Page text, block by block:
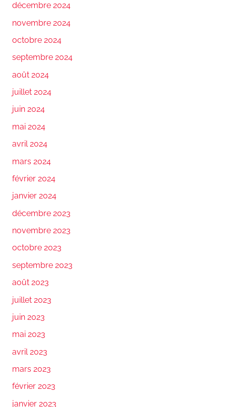
décembre 2024
novembre 2024
octobre 2024
septembre 2024
août 2024
juillet 2024
juin 2024
mai 2024
avril 2024
mars 2024
février 2024
janvier 2024
décembre 2023
novembre 2023
octobre 2023
septembre 2023
août 2023
juillet 2023
juin 2023
mai 2023
avril 2023
mars 2023
février 2023
janvier 2023